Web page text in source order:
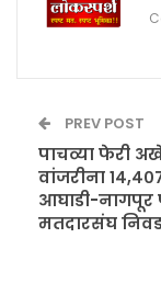
PREV POST
पाचव्या फेरी
वांजरीना
आघाडी-नागपूर
मतदारसंघ